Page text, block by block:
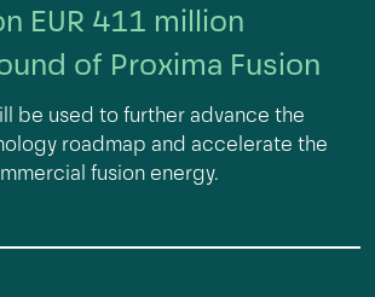
EUR 411 million
of Proxima Fusion
be used to further advance the
roadmap and accelerate the
fusion energy.